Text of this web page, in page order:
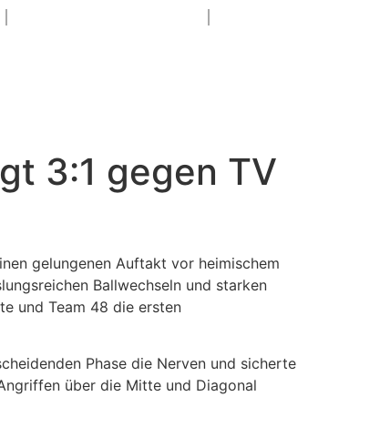
3:1 gegen TV
gelungenen Auftakt vor heimischem
Ballwechseln und starken
und Team 48 die ersten
Phase die Nerven und sicherte
über die Mitte und Diagonal